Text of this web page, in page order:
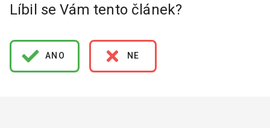
Líbil se Vám tento článek?
ANO NE